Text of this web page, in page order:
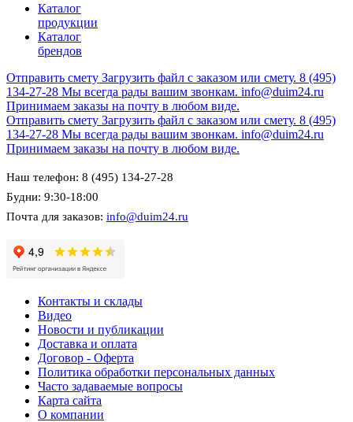
Каталог
продукции
Каталог
брендов
Отправить смету Загрузить файл с заказом или смету. 8 (495)
134-27-28 Мы всегда рады вашим звонкам. info@duim24.ru
Принимаем заказы на почту в любом виде.
Отправить смету Загрузить файл с заказом или смету. 8 (495)
134-27-28 Мы всегда рады вашим звонкам. info@duim24.ru
Принимаем заказы на почту в любом виде.
Наш телефон: 8 (495) 134-27-28
Будни: 9:30-18:00
Почта для заказов: info@duim24.ru
Контакты и склады
Видео
Новости и публикации
Доставка и оплата
Договор - Оферта
Политика обработки персональных данных
Часто задаваемые вопросы
Карта сайта
О компании